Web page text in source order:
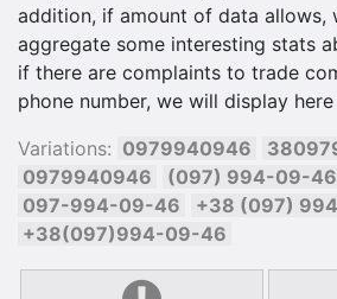
addition, if amount of data allows,
aggregate some interesting stats
if there are complaints to trade
phone number, we will display
Variations: 0979940946
0979940946
(097) 994-09-46
097-994-09-46
+38 (097)
+38(097)994-09-46